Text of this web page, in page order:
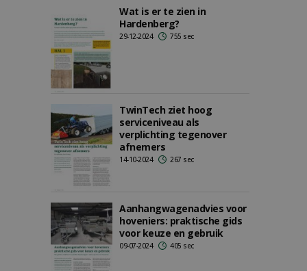
Wat is er te zien in
Hardenberg?
29-12-2024 755 sec
TwinTech ziet hoog
serviceniveau als
verplichting tegenover
afnemers
14-10-2024 267 sec
Aanhangwagenadvies voor
hoveniers: praktische gids
voor keuze en gebruik
09-07-2024 405 sec